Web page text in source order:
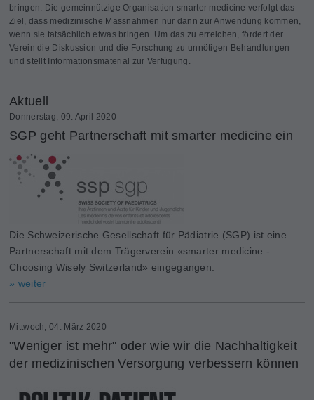
bringen. Die gemeinnützige Organisation smarter medicine verfolgt das
Ziel, dass medizinische Massnahmen nur dann zur Anwendung kommen,
wenn sie tatsächlich etwas bringen. Um das zu erreichen, fördert der
Verein die Diskussion und die Forschung zu unnötigen Behandlungen
und stellt Informationsmaterial zur Verfügung.
Aktuell
Donnerstag, 09. April 2020
SGP geht Partnerschaft mit smarter medicine ein
Die Schweizerische Gesellschaft für Pädiatrie (SGP) ist eine
Partnerschaft mit dem Trägerverein «smarter medicine -
Choosing Wisely Switzerland» eingegangen.
» weiter
Mittwoch, 04. März 2020
"Weniger ist mehr" oder wie wir die Nachhaltigkeit
der medizinischen Versorgung verbessern können